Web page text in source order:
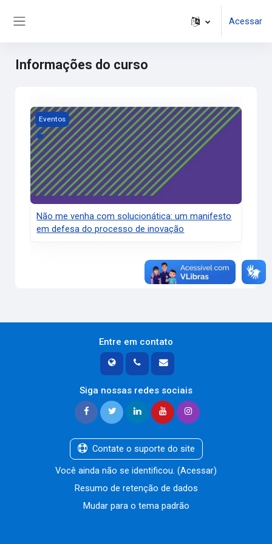
Acessar
Informações do curso
Imagem do curso Não me venha com solucionática: um
Eventos
Não me venha com solucionática: um manifesto
em defesa do processo de inovação
Entre em contato
Siga nossas redes sociais
Contate o suporte do site
Você ainda não se identificou. (Acessar)
Resumo de retenção de dados
Mudar para o tema padrão